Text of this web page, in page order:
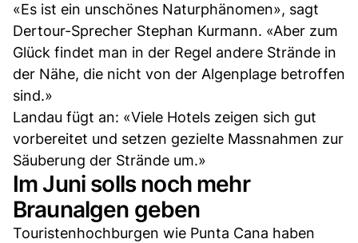
«Es ist ein unschönes Naturphänomen», sagt
Dertour-Sprecher Stephan Kurmann. «Aber zum
Glück findet man in der Regel andere Strände in
der Nähe, die nicht von der Algenplage betroffen
sind.»
Landau fügt an: «Viele Hotels zeigen sich gut
vorbereitet und setzen gezielte Massnahmen zur
Säuberung der Strände um.»
Im Juni solls noch mehr
Braunalgen geben
Touristenhochburgen wie Punta Cana haben